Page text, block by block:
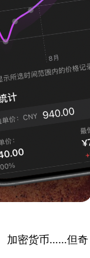
加密货币……但奇